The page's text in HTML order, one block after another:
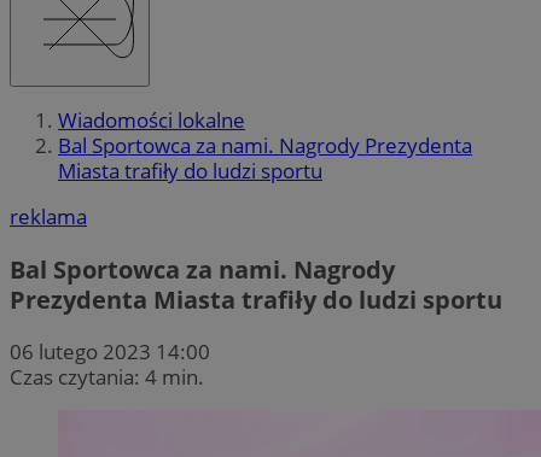
Wiadomości lokalne
Bal Sportowca za nami. Nagrody Prezydenta
Miasta trafiły do ludzi sportu
reklama
Bal Sportowca za nami. Nagrody
Prezydenta Miasta trafiły do ludzi sportu
06 lutego 2023 14:00
Czas czytania: 4 min.